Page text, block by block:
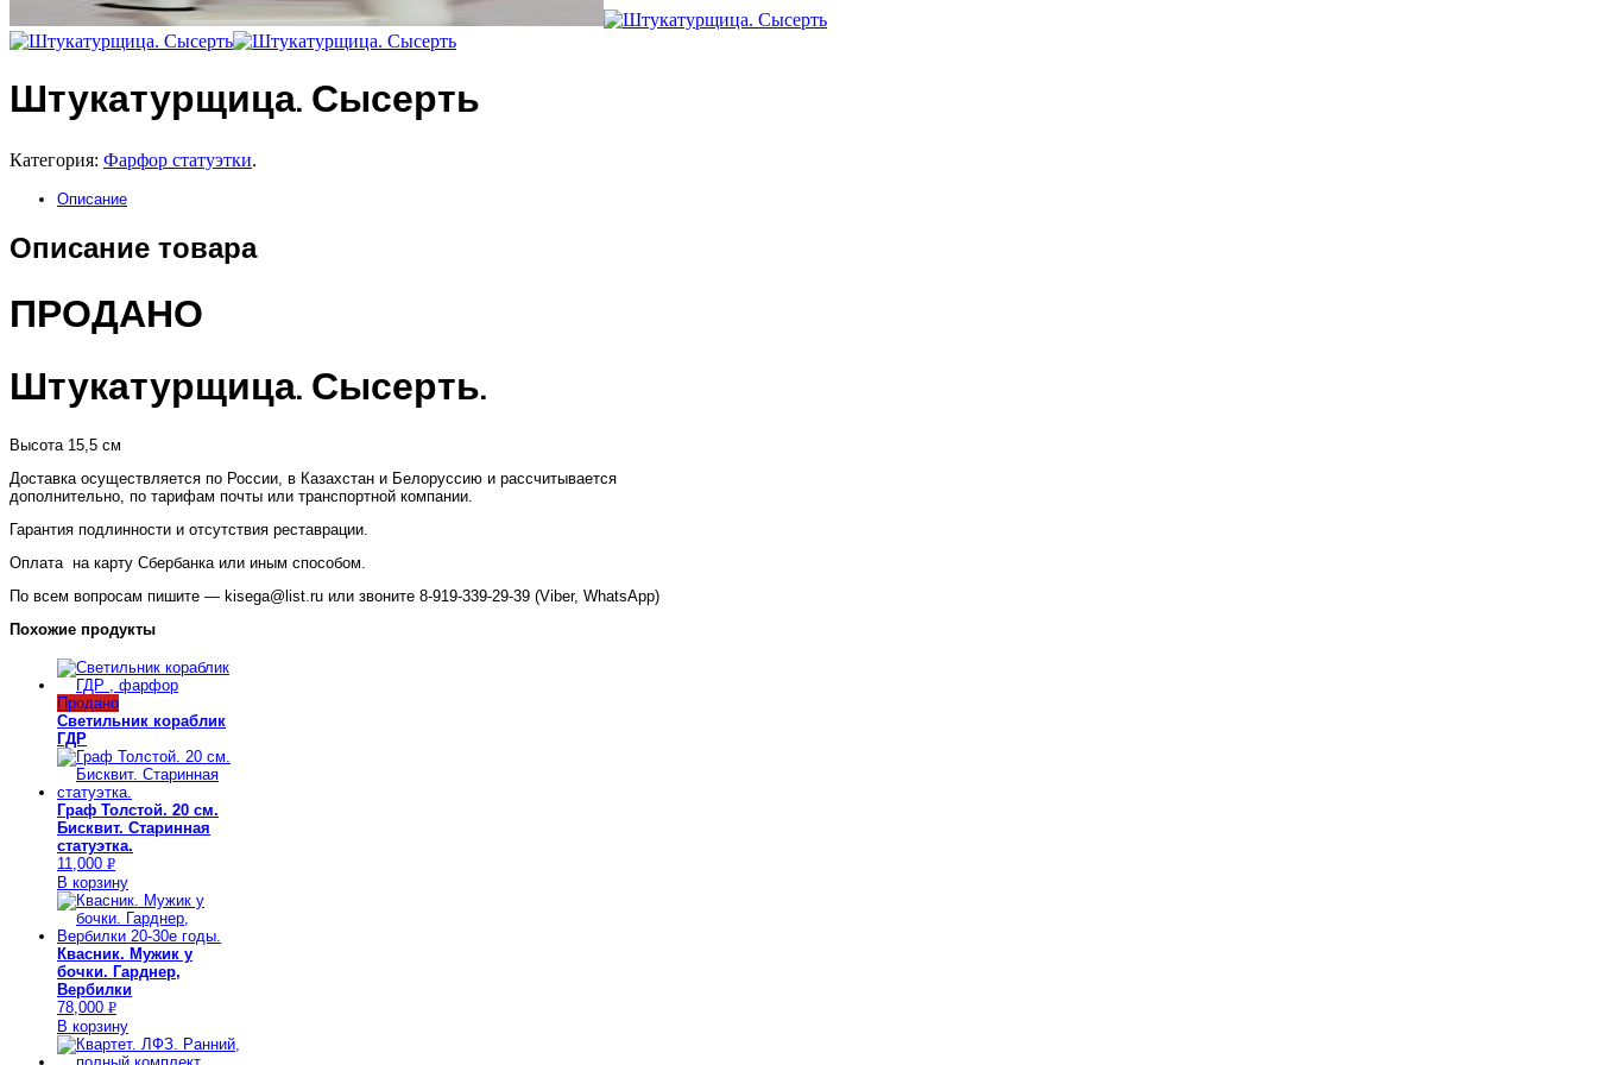
Штукатурщица. Сысерть
Категория: Фарфор статуэтки.
Описание
Описание товара
ПРОДАНО
Штукатурщица. Сысерть.
Высота 15,5 см
Доставка осуществляется по России, в Казахстан и Белоруссию и рассчитывается
дополнительно, по тарифам почты или транспортной компании.
Гарантия подлинности и отсутствия реставрации.
Оплата на карту Сбербанка или иным способом.
По всем вопросам пишите — kisega@list.ru или звоните 8-919-339-29-39 (Viber, WhatsApp)
Похожие продукты
Продано
Светильник кораблик
ГДР
Граф Толстой. 20 см.
Бисквит. Старинная
статуэтка.
11,000 Р
УБ.
В корзину
Квасник. Мужик у
бочки. Гарднер,
Вербилки
78,000 Р
УБ.
В корзину